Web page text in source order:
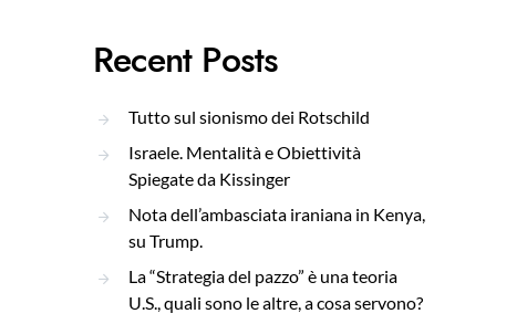
Recent Posts
Tutto sul sionismo dei Rotschild
Israele. Mentalità e Obiettività
Spiegate da Kissinger
Nota dell’ambasciata iraniana in Kenya,
su Trump.
La “Strategia del pazzo” è una teoria
U.S., quali sono le altre, a cosa servono?